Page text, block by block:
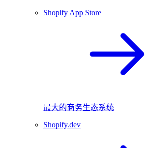
Shopify App Store
最大的商务生态系统
Shopify.dev